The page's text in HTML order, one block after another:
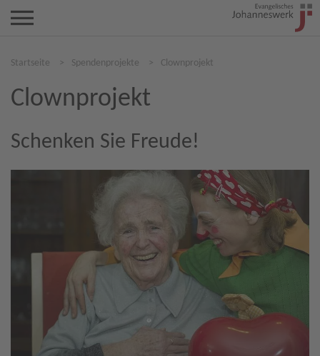
Startseite > Spendenprojekte > Clownprojekt
Clownprojekt
Schenken Sie Freude!